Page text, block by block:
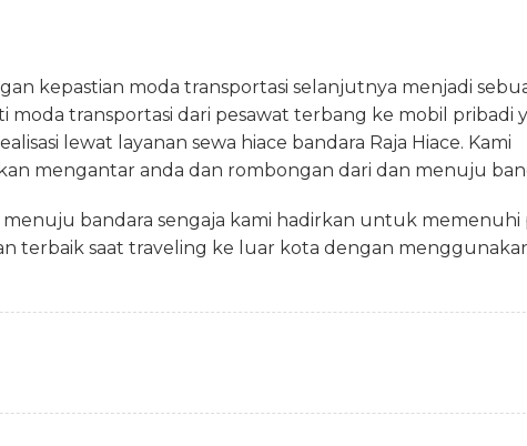
kepastian moda transportasi selanjutnya menjadi
transportasi dari pesawat terbang ke mobil pribadi
lewat layanan sewa hiace bandara Raja Hiace. Kami
mengantar anda dan rombongan dari dan menuju
menuju bandara sengaja kami hadirkan untuk
terbaik saat traveling ke luar kota dengan